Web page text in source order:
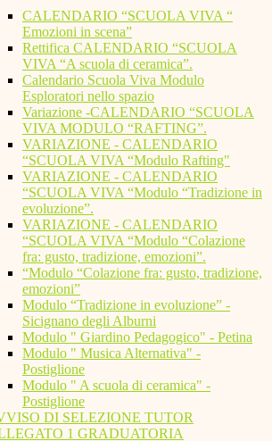
CALENDARIO “SCUOLA VIVA “
Emozioni in scena”
Rettifica CALENDARIO “SCUOLA
VIVA “A scuola di ceramica”.
Calendario Scuola Viva Modulo
Esploratori nello spazio
Variazione -CALENDARIO “SCUOLA
VIVA MODULO “RAFTING”.
VARIAZIONE - CALENDARIO
“SCUOLA VIVA “Modulo Rafting"
VARIAZIONE - CALENDARIO
“SCUOLA VIVA “Modulo “Tradizione in
evoluzione”.
VARIAZIONE - CALENDARIO
“SCUOLA VIVA “Modulo “Colazione
fra: gusto, tradizione, emozioni”.
“Modulo “Colazione fra: gusto, tradizione,
emozioni”
Modulo “Tradizione in evoluzione” -
Sicignano degli Alburni
Modulo " Giardino Pedagogico" - Petina
Modulo " Musica Alternativa" -
Postiglione
Modulo " A scuola di ceramica" -
Postiglione
DI SELEZIONE TUTOR
1 GRADUATORIA